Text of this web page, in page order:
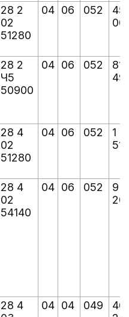
28 2
02
51280
04 06 052
28 2
Ч5
50900
04 06 052
815
28 4
02
51280
04 06 052
1
28 4
02
54140
04 06 052
9
28 4
04 04 049
46